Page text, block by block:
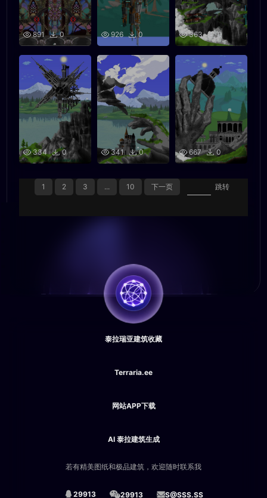
891 0 926 0 363 0
334 0 341 0 667 0
1 2 3 ... 10 下一页 跳转
泰拉瑞亚建筑收藏
Terraria.ee
网站APP下载
AI 泰拉建筑生成
若有精美图纸和极品建筑，欢迎随时联系我
29913 29913 S@SSS.SS